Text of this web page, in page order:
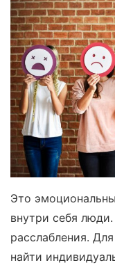
Это
внутри себя
расслабления.
найти